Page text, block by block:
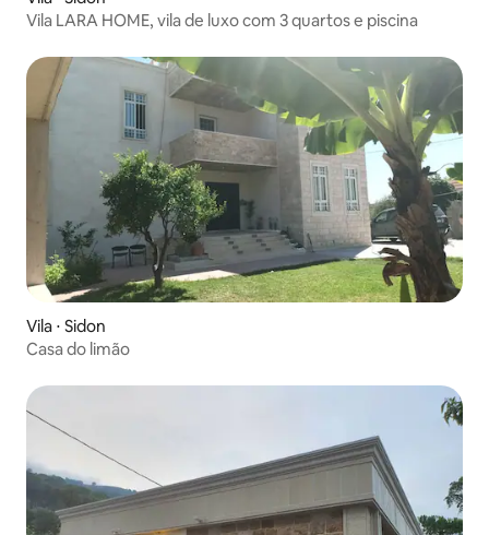
Vila LARA HOME, vila de luxo com 3 quartos e piscina
Vila ⋅ Sidon
Casa do limão